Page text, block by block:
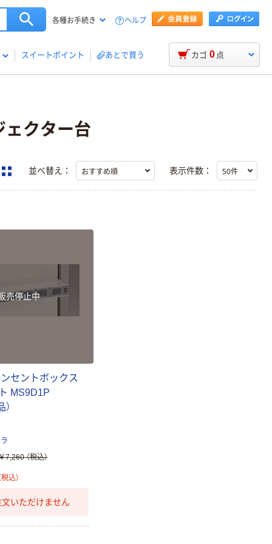
各種お手続き ヘルプ
スイートポイント あとで買う カゴ 0 点
クター台
並べ替え： 表示件数：
売停止中
セントボックス
MS9D1P
7,260 （税込）
税込）
いただけません